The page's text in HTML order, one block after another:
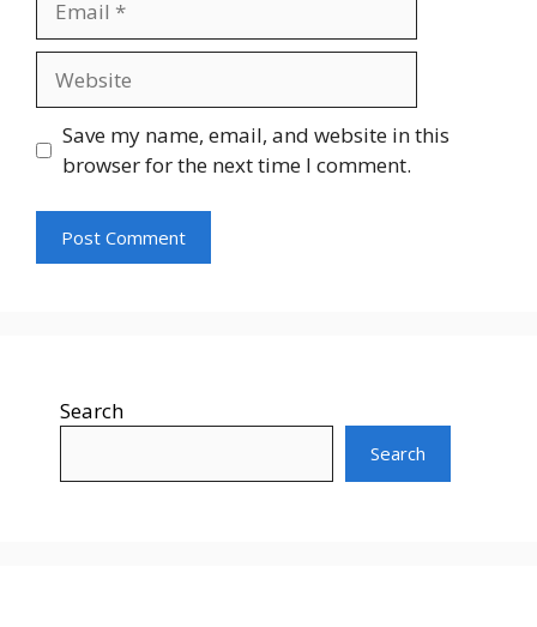
Save my name, email, and website in this
browser for the next time I comment.
Search
Search